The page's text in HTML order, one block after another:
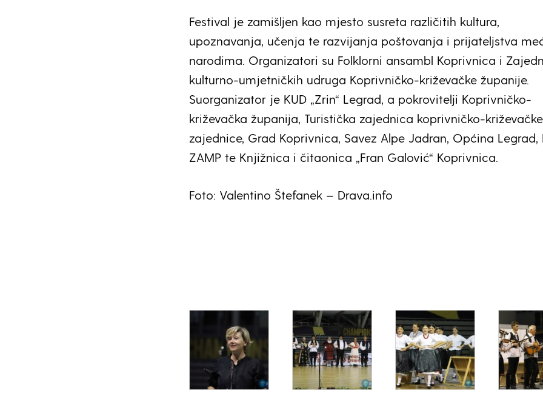
Festival je zamišljen kao mjesto susreta različitih kultura,
upoznavanja, učenja te razvijanja poštovanja i prijateljstva
narodima. Organizatori su Folklorni ansambl Koprivnica i
kulturno-umjetničkih udruga Koprivničko-križevačke županije.
Suorganizator je KUD „Zrin“ Legrad, a pokrovitelji Koprivničko-
križevačka županija, Turistička zajednica koprivničko-križevačke
zajednice, Grad Koprivnica, Savez Alpe Jadran, Općina Legrad,
ZAMP te Knjižnica i čitaonica „Fran Galović“ Koprivnica.
Foto: Valentino Štefanek – Drava.info